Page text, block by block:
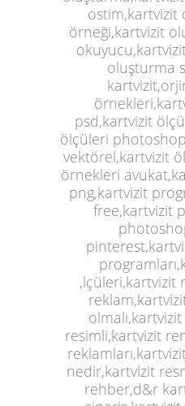
ostim,kartvizit
örneği,kartvizit
oluşturma
psd,kartvizit
ölçüleri
vektörel,kartvizit
örnekleri
png,kartvizit
free,kartvizit
,lçüleri,kartvizit
reklam,
resimli,kartvizit
nedir,kartvizit
rehber,d&r